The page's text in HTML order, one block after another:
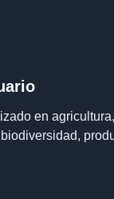
en